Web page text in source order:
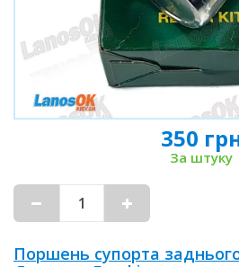
350
За штуку
Поршень супорта